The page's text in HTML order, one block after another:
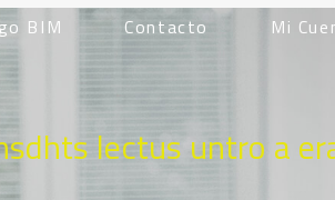
BIM Contacto Mi
lectus untro a